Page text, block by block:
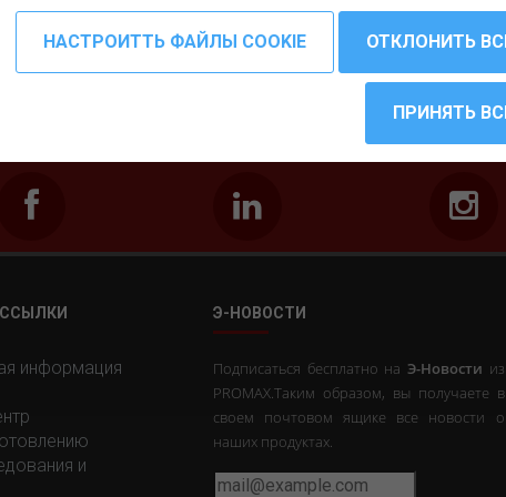
информация
и
Э-НОВОСТИ
Подписаться бесплатно на Э-Новости из
PROMAX.Таким образом, вы получаете в
своем почтовом ящике все новости о
наших продуктах.